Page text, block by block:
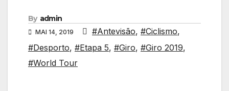
By admin
MAI 14, 2019 #Antevisão, #Ciclismo,
#Desporto, #Etapa 5, #Giro, #Giro 2019,
#World Tour